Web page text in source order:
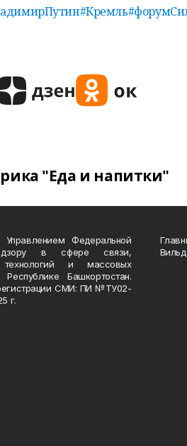
#Кремль
"Еда и напитки"
Управлением Федеральной
в сфере связи,
технологий и массовых
Башкортостан.
СМИ: ПИ №ТУ02-
г.